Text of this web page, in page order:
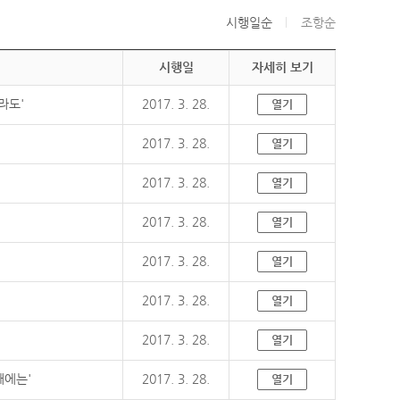
시행일순 조항순
시행일 자세히 보기
도' 2017. 3. 28. 열기
2017. 3. 28. 열기
2017. 3. 28. 열기
2017. 3. 28. 열기
2017. 3. 28. 열기
2017. 3. 28. 열기
2017. 3. 28. 열기
에는' 2017. 3. 28. 열기